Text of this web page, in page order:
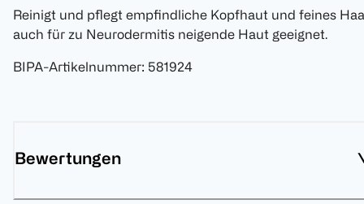
Reinigt und pflegt empfindliche Kopfhaut und feines
auch für zu Neurodermitis neigende Haut geeignet.
BIPA-Artikelnummer: 581924
Bewertungen